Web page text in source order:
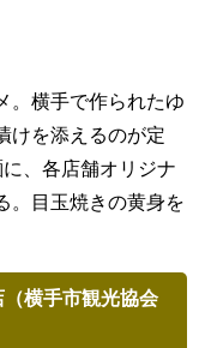
。横手で作られたゆ
けを添えるのが定
、各店舗オリジナ
。目玉焼きの黄身を
横手市観光協会